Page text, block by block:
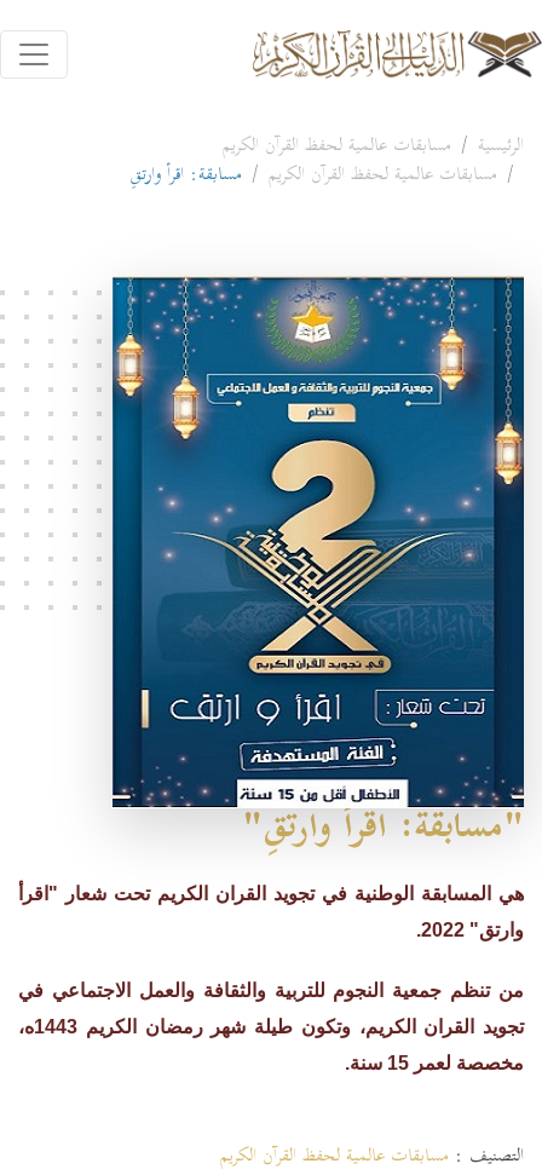
الرئيسية
مسابقات عالمية لحفظ القرآن الكريم
مسابقات عالمية لحفظ القرآن الكريم
مسابقة: اقرأ وارتقِ
"مسابقة: اقرأ وارتقِ"
هي المسابقة الوطنية في تجويد القران الكريم تحت شعار "اقرأ
وارتق" 2022.
من تنظم جمعية النجوم للتربية والثقافة والعمل الاجتماعي في
تجويد القران الكريم، وتكون طيلة شهر رمضان الكريم 1443ه،
مخصصة لعمر 15 سنة.
التصنيف : مسابقات عالمية لحفظ القرآن الكريم